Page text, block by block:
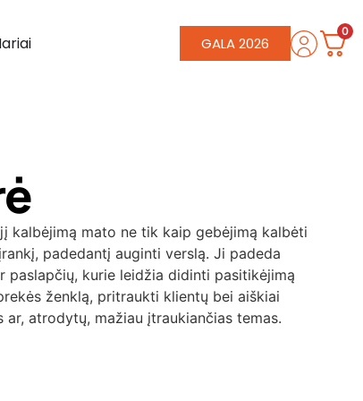
GALA 2026
0
kalbėjimą mato ne tik kaip gebėjimą kalbėti
padedantį auginti verslą. Ji padeda
kurie leidžia didinti pasitikėjimą
ženklą, pritraukti klientų bei aiškiai
atrodytų, mažiau įtraukiančias temas.